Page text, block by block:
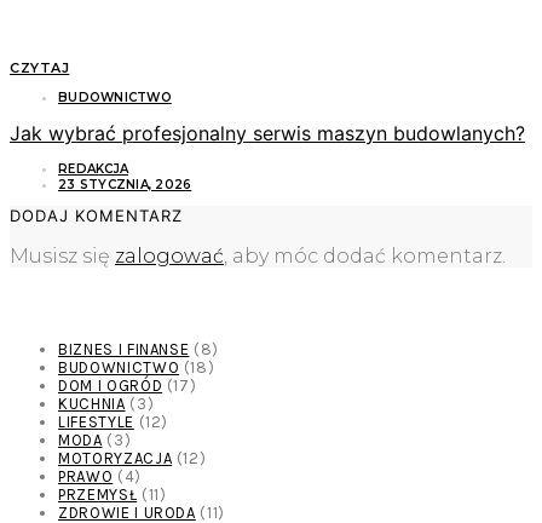
CZYTAJ
BUDOWNICTWO
Jak wybrać profesjonalny serwis maszyn budowlanych?
REDAKCJA
23 STYCZNIA, 2026
DODAJ KOMENTARZ
Musisz się zalogować, aby móc dodać komentarz.
BIZNES I FINANSE (8)
BUDOWNICTWO (18)
DOM I OGRÓD (17)
KUCHNIA (3)
LIFESTYLE (12)
MODA (3)
MOTORYZACJA (12)
PRAWO (4)
PRZEMYSŁ (11)
ZDROWIE I URODA (11)